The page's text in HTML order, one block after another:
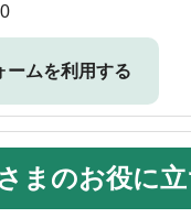
ームを利用する
まのお役に